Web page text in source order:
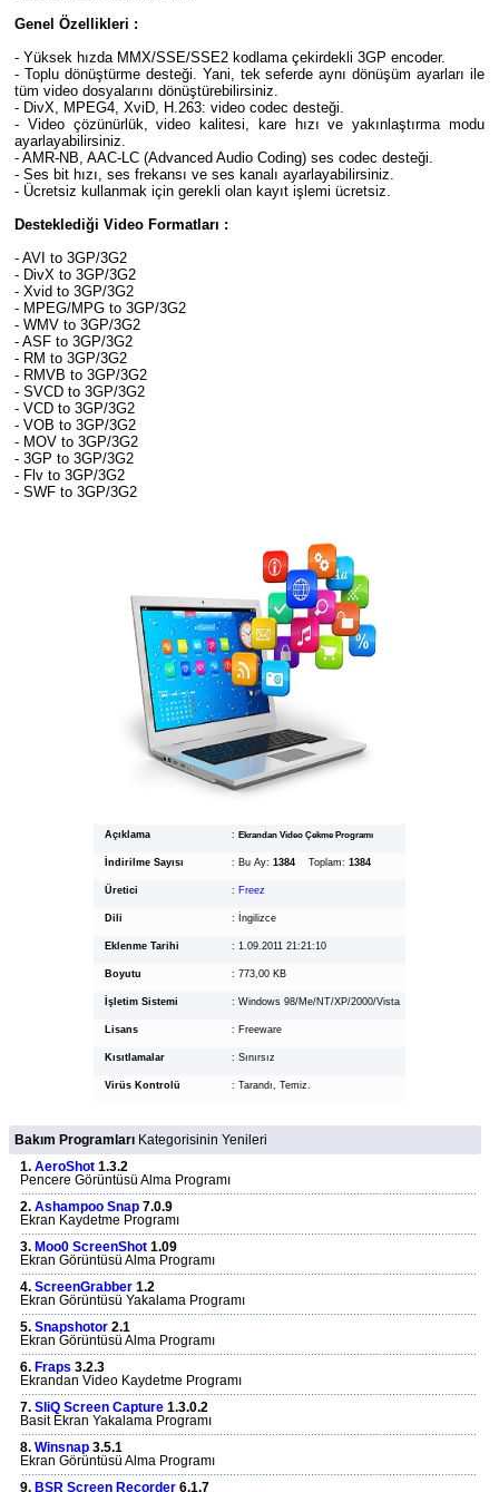
Genel Özellikleri :
- Yüksek hızda MMX/SSE/SSE2 kodlama çekirdekli 3GP encoder.
- Toplu dönüştürme desteği. Yani, tek seferde aynı dönüşüm ayarları ile
tüm video dosyalarını dönüştürebilirsiniz.
- DivX, MPEG4, XviD, H.263: video codec desteği.
- Video çözünürlük, video kalitesi, kare hızı ve yakınlaştırma modu
ayarlayabilirsiniz.
- AMR-NB, AAC-LC (Advanced Audio Coding) ses codec desteği.
- Ses bit hızı, ses frekansı ve ses kanalı ayarlayabilirsiniz.
- Ücretsiz kullanmak için gerekli olan kayıt işlemi ücretsiz.
Desteklediği Video Formatları :
- AVI to 3GP/3G2
- DivX to 3GP/3G2
- Xvid to 3GP/3G2
- MPEG/MPG to 3GP/3G2
- WMV to 3GP/3G2
- ASF to 3GP/3G2
- RM to 3GP/3G2
- RMVB to 3GP/3G2
- SVCD to 3GP/3G2
- VCD to 3GP/3G2
- VOB to 3GP/3G2
- MOV to 3GP/3G2
- 3GP to 3GP/3G2
- Flv to 3GP/3G2
- SWF to 3GP/3G2
Açıklama : Ekrandan Video Çekme Programı
İndirilme Sayısı : Bu Ay: 1384 Toplam: 1384
Üretici : Freez
Dili : İngilizce
Eklenme Tarihi : 1.09.2011 21:21:10
Boyutu : 773,00 KB
İşletim Sistemi : Windows 98/Me/NT/XP/2000/Vista
Lisans : Freeware
Kısıtlamalar : Sınırsız
Virüs Kontrolü : Tarandı, Temiz.
Bakım Programları Kategorisinin Yenileri
1. AeroShot 1.3.2
Pencere Görüntüsü Alma Programı
2. Ashampoo Snap 7.0.9
Ekran Kaydetme Programı
3. Moo0 ScreenShot 1.09
Ekran Görüntüsü Alma Programı
4. ScreenGrabber 1.2
Ekran Görüntüsü Yakalama Programı
5. Snapshotor 2.1
Ekran Görüntüsü Alma Programı
6. Fraps 3.2.3
Ekrandan Video Kaydetme Programı
7. SliQ Screen Capture 1.3.0.2
Basit Ekran Yakalama Programı
8. Winsnap 3.5.1
Ekran Görüntüsü Alma Programı
9. BSR Screen Recorder 6.1.7